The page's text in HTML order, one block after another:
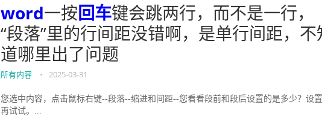
word一按回车键会跳两行，而不是一行，
“段落”里的行间距没错啊，是单行间距，不
道哪里出了问题
所有内容 • 2025-03-31
您选中内容，点击鼠标右键--段落--缩进和间距--您看看段前和段后设置的是多少？设
再试试。...